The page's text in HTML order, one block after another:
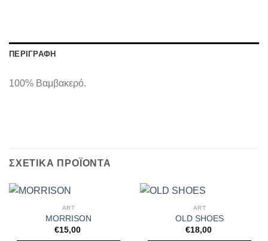
ΠΕΡΙΓΡΑΦΉ
100% Βαμβακερό.
ΣΧΕΤΙΚΆ ΠΡΟΪΌΝΤΑ
ART
MORRISON
€15,00
ART
OLD SHOES
€18,00